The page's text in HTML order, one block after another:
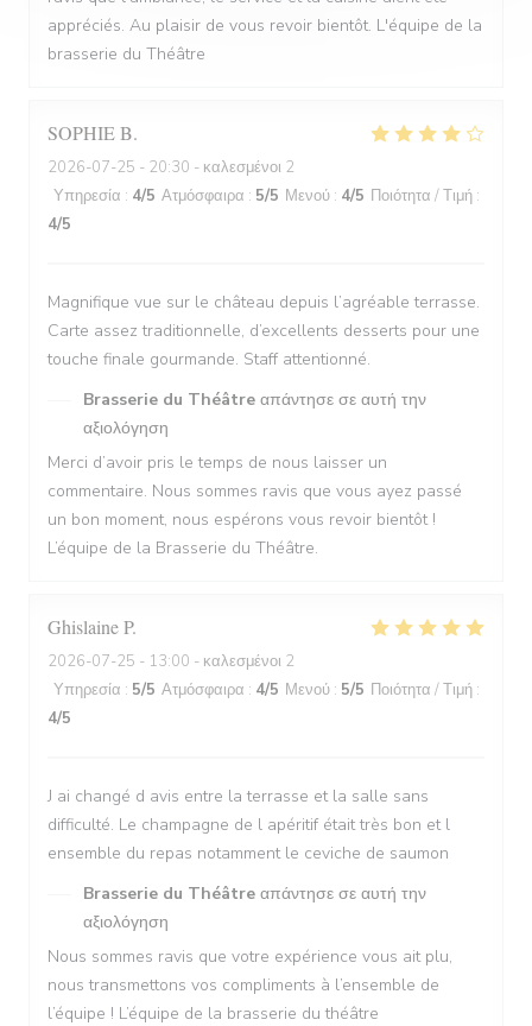
appréciés. Au plaisir de vous revoir bientôt. L'équipe de la
brasserie du Théâtre
SOPHIEB
2026-07-25 - 20:30 - καλεσμένοι 2
Υπηρεσία : 4/5 Ατμόσφαιρα : 5/5 Μενού : 4/5 Ποιότητα / Τιμή :
4/5
Magnifique vue sur le château depuis l’agréable terrasse.
Carte assez traditionnelle, d’excellents desserts pour une
touche finale gourmande. Staff attentionné.
Brasserie du Théâtre απάντησε σε αυτή την
αξιολόγηση
Merci d’avoir pris le temps de nous laisser un
commentaire. Nous sommes ravis que vous ayez passé
un bon moment, nous espérons vous revoir bientôt !
L’équipe de la Brasserie du Théâtre.
GhislaineP
2026-07-25 - 13:00 - καλεσμένοι 2
Υπηρεσία : 5/5 Ατμόσφαιρα : 4/5 Μενού : 5/5 Ποιότητα / Τιμή :
4/5
J ai changé d avis entre la terrasse et la salle sans
difficulté. Le champagne de l apéritif était très bon et l
ensemble du repas notamment le ceviche de saumon
Brasserie du Théâtre απάντησε σε αυτή την
αξιολόγηση
Nous sommes ravis que votre expérience vous ait plu,
nous transmettons vos compliments à l’ensemble de
l’équipe ! L’équipe de la brasserie du théâtre